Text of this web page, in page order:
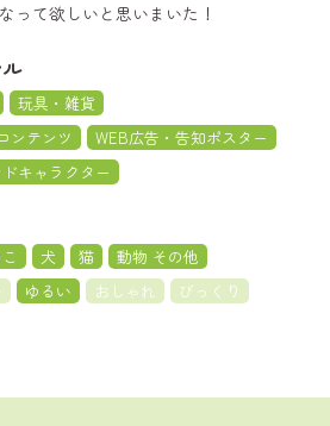
って欲しいと思いまいた！
玩具・雑貨
ンテンツ
WEB広告・告知ポスター
キャラクター
犬 猫
動物 その他
ゆるい おしゃれ
びっくり